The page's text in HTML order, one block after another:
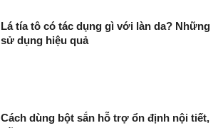
Lá tía tô có tác dụng gì với làn da?
sử dụng hiệu quả
Cách dùng bột sắn hỗ trợ ổn định nội tiết,